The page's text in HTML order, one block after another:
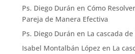
Ps. Diego Durán en Cómo
Pareja de Manera Efectiva
Ps. Diego Durán en La cascada
Isabel Montalbán López en La